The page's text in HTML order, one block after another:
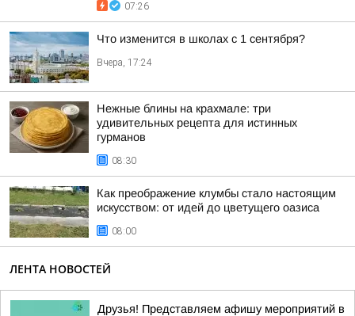
07:26
Что изменится в школах с 1 сентября?
Вчера, 17:24
Нежные блины на крахмале: три
удивительных рецепта для истинных
гурманов
08:30
Как преображение клумбы стало настоящим
искусством: от идей до цветущего оазиса
08:00
ЛЕНТА НОВОСТЕЙ
Друзья! Представляем афишу мероприятий в